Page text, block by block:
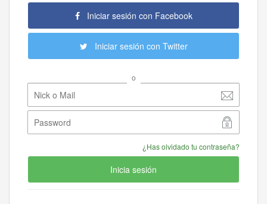
Iniciar sesión con Facebook
Iniciar sesión con Twitter
o
¿Has olvidado tu contraseña?
Inicia sesión